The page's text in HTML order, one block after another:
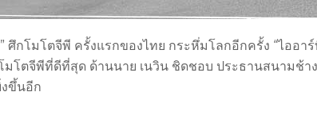
ศึกโมโตจีพี ครั้งแรกของไทย กระหึ่มโลกอีกครั้ง “ไออา
มโตจีพีที่ดีที่สุด ด้านนาย เนวิน ชิดชอบ ประธานสนามช้า
ขึ้นอีก